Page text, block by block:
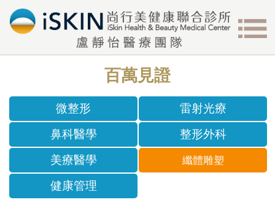
百萬見證
微整形
鼻科醫學
美療醫學
健康管理
雷射光療
整形外科
纖體雕塑